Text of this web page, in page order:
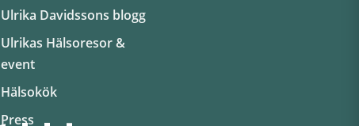
Ulrika Davidssons blogg
Ulrikas Hälsoresor &
event
Hälsokök
Press